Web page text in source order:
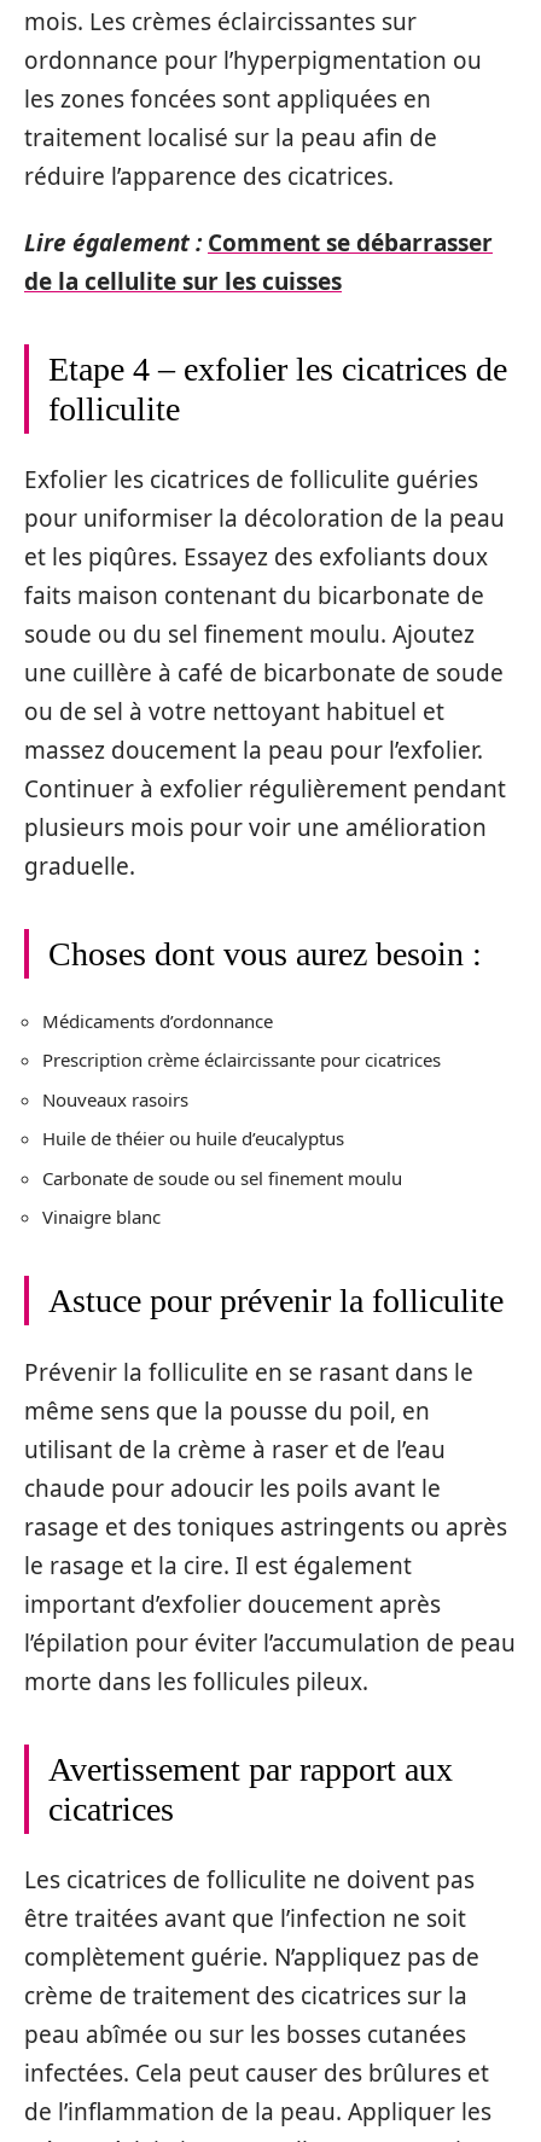
mois. Les crèmes éclaircissantes sur
ordonnance pour l’hyperpigmentation ou
les zones foncées sont appliquées en
traitement localisé sur la peau afin de
réduire l’apparence des cicatrices.
Lire également : Comment se débarrasser
de la cellulite sur les cuisses
Etape 4 – exfolier les cicatrices de
folliculite
Exfolier les cicatrices de folliculite guéries
pour uniformiser la décoloration de la peau
et les piqûres. Essayez des exfoliants doux
faits maison contenant du bicarbonate de
soude ou du sel finement moulu. Ajoutez
une cuillère à café de bicarbonate de soude
ou de sel à votre nettoyant habituel et
massez doucement la peau pour l’exfolier.
Continuer à exfolier régulièrement pendant
plusieurs mois pour voir une amélioration
graduelle.
Choses dont vous aurez besoin :
Médicaments d’ordonnance
Prescription crème éclaircissante pour cicatrices
Nouveaux rasoirs
Huile de théier ou huile d’eucalyptus
Carbonate de soude ou sel finement moulu
Vinaigre blanc
Astuce pour prévenir la folliculite
Prévenir la folliculite en se rasant dans le
même sens que la pousse du poil, en
utilisant de la crème à raser et de l’eau
chaude pour adoucir les poils avant le
rasage et des toniques astringents ou après
le rasage et la cire. Il est également
important d’exfolier doucement après
l’épilation pour éviter l’accumulation de peau
morte dans les follicules pileux.
Avertissement par rapport aux
cicatrices
Les cicatrices de folliculite ne doivent pas
être traitées avant que l’infection ne soit
complètement guérie. N’appliquez pas de
crème de traitement des cicatrices sur la
peau abîmée ou sur les bosses cutanées
infectées. Cela peut causer des brûlures et
de l’inflammation de la peau. Appliquer les